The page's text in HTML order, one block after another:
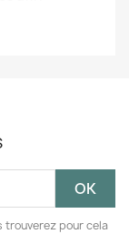
trouverez pour cela